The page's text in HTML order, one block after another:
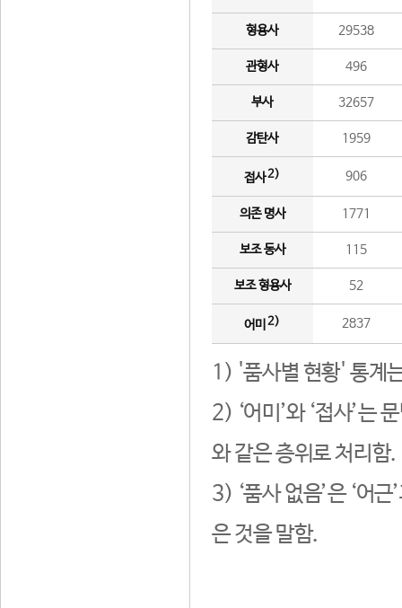
형용사 29538
관형사 496
부사 32657
감탄사 1959
접사2) 906
의존 명사 1771
보조 동사 115
보조 형용사 52
어미 2) 2837
1) '품사별 현황' 통계
2) ‘어미’와 ‘접사’는
와 같은 층위로 처리함.
3) ‘품사 없음’은 ‘어
은 것을 말함.